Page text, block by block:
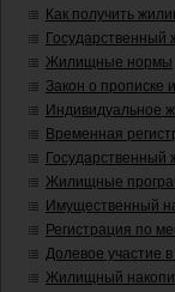
Как получить
Жилищные нормы
Закон о прописке
Индивидуальное
Временная
Жилищные
Имущественный
Регистрация по
Долевое участие
Жилищный